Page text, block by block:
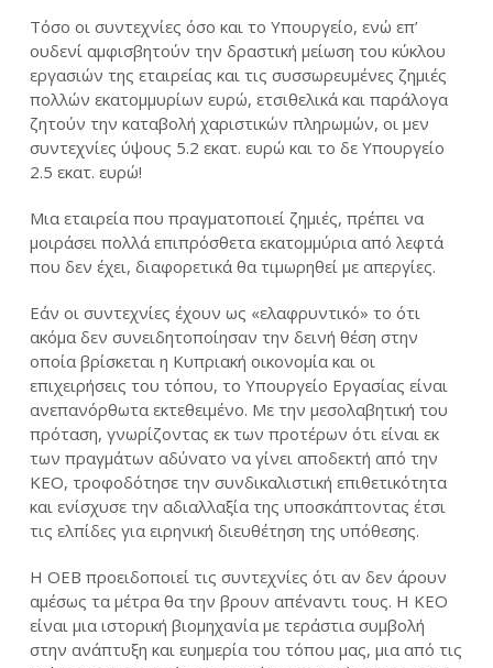
Τόσο οι συντεχνίες όσο και το Υπουργείο, ενώ επ’
ουδενί αμφισβητούν την δραστική μείωση του κύκλου
εργασιών της εταιρείας και τις συσσωρευμένες ζημιές
πολλών εκατομμυρίων ευρώ, ετσιθελικά και παράλογα
ζητούν την καταβολή χαριστικών πληρωμών, οι μεν
συντεχνίες ύψους 5.2 εκατ. ευρώ και το δε Υπουργείο
2.5 εκατ. ευρώ!
Μια εταιρεία που πραγματοποιεί ζημιές, πρέπει να
μοιράσει πολλά επιπρόσθετα εκατομμύρια από λεφτά
που δεν έχει, διαφορετικά θα τιμωρηθεί με απεργίες.
Εάν οι συντεχνίες έχουν ως «ελαφρυντικό» το ότι
ακόμα δεν συνειδητοποίησαν την δεινή θέση στην
οποία βρίσκεται η Κυπριακή οικονομία και οι
επιχειρήσεις του τόπου, το Υπουργείο Εργασίας είναι
ανεπανόρθωτα εκτεθειμένο. Με την μεσολαβητική του
πρόταση, γνωρίζοντας εκ των προτέρων ότι είναι εκ
των πραγμάτων αδύνατο να γίνει αποδεκτή από την
ΚΕΟ, τροφοδότησε την συνδικαλιστική επιθετικότητα
και ενίσχυσε την αδιαλλαξία της υποσκάπτοντας έτσι
τις ελπίδες για ειρηνική διευθέτηση της υπόθεσης.
Η ΟΕΒ προειδοποιεί τις συντεχνίες ότι αν δεν άρουν
αμέσως τα μέτρα θα την βρουν απέναντι τους. Η ΚΕΟ
είναι μια ιστορική βιομηχανία με τεράστια συμβολή
στην ανάπτυξη και ευημερία του τόπου μας, μια από τις